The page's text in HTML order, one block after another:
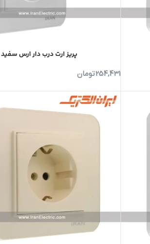
پریز ارت درب دار ارس سفید
254,431تومان